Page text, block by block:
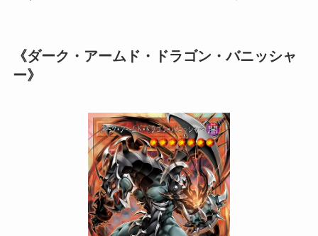
《ダーク・アームド・ドラゴン・バニッシャ
ー》